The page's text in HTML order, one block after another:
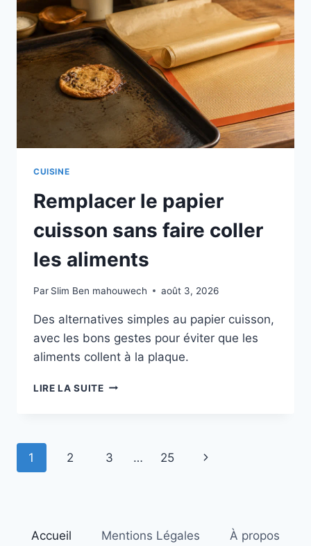
ÉPONGES
VÉGÉTALES
CUISINE
Remplacer le papier
cuisson sans faire coller
les aliments
Par Slim Ben mahouwech août 3, 2026
Des alternatives simples au papier cuisson,
avec les bons gestes pour éviter que les
aliments collent à la plaque.
LIRE LA SUITEREMPLACER
FAIRE
Navigation
1 2 3 … 25
Page
Accueil Mentions Légales À propos